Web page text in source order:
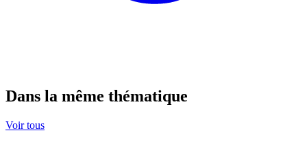
Dans la même thématique
Voir tous